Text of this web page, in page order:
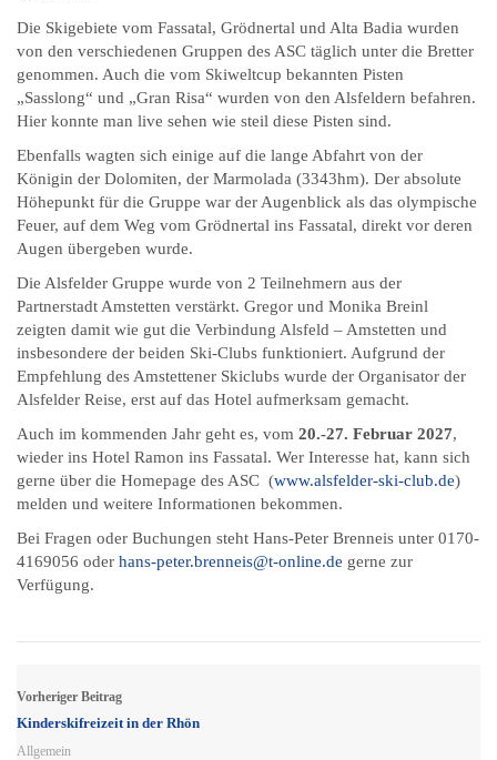
Die Skigebiete vom Fassatal, Grödnertal und Alta Badia wurden
von den verschiedenen Gruppen des ASC täglich unter die Bretter
genommen. Auch die vom Skiweltcup bekannten Pisten
„Sasslong“ und „Gran Risa“ wurden von den Alsfeldern befahren.
Hier konnte man live sehen wie steil diese Pisten sind.
Ebenfalls wagten sich einige auf die lange Abfahrt von der
Königin der Dolomiten, der Marmolada (3343hm). Der absolute
Höhepunkt für die Gruppe war der Augenblick als das olympische
Feuer, auf dem Weg vom Grödnertal ins Fassatal, direkt vor deren
Augen übergeben wurde.
Die Alsfelder Gruppe wurde von 2 Teilnehmern aus der
Partnerstadt Amstetten verstärkt. Gregor und Monika Breinl
zeigten damit wie gut die Verbindung Alsfeld – Amstetten und
insbesondere der beiden Ski-Clubs funktioniert. Aufgrund der
Empfehlung des Amstettener Skiclubs wurde der Organisator der
Alsfelder Reise, erst auf das Hotel aufmerksam gemacht.
Auch im kommenden Jahr geht es, vom 20.-27. Februar 2027,
wieder ins Hotel Ramon ins Fassatal. Wer Interesse hat, kann sich
gerne über die Homepage des ASC (www.alsfelder-ski-club.de)
melden und weitere Informationen bekommen.
Bei Fragen oder Buchungen steht Hans-Peter Brenneis unter 0170-
4169056 oder hans-peter.brenneis@t-online.de gerne zur
Verfügung.
Vorheriger Beitrag
Kinderskifreizeit in der Rhön
Allgemein